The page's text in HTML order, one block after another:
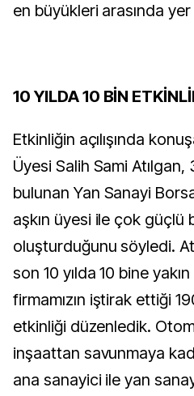
en büyükleri arasında
10 YILDA 10 BİN
Etkinliğin açılışında
Üyesi Salih Sami Atılgan,
bulunan Yan Sanayi
aşkın üyesi ile çok güçlü
oluşturduğunu söyledi.
son 10 yılda 10 bine
firmamızın iştirak ettiği
etkinliği düzenledik.
inşaattan savunmaya
ana sanayici ile yan